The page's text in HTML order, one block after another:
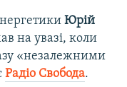
Юрій
на увазі, коли
«незалежними
Радіо Свобода.